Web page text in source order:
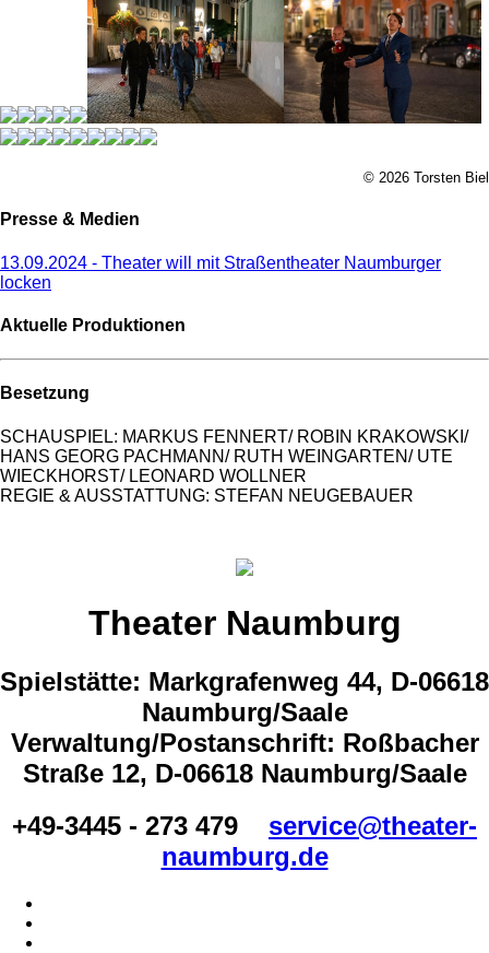
© 2026 Torsten Biel
Presse & Medien
13.09.2024 - Theater will mit Straßentheater Naumburger
locken
Aktuelle Produktionen
Besetzung
SCHAUSPIEL: MARKUS FENNERT/ ROBIN KRAKOWSKI/
HANS GEORG PACHMANN/ RUTH WEINGARTEN/ UTE
WIECKHORST/ LEONARD WOLLNER
REGIE & AUSSTATTUNG: STEFAN NEUGEBAUER
Theater Naumburg
Spielstätte: Markgrafenweg 44, D-06618
Naumburg/Saale
Verwaltung/Postanschrift: Roßbacher
Straße 12, D-06618 Naumburg/Saale
+49-3445 - 273 479
service@theater-
naumburg.de